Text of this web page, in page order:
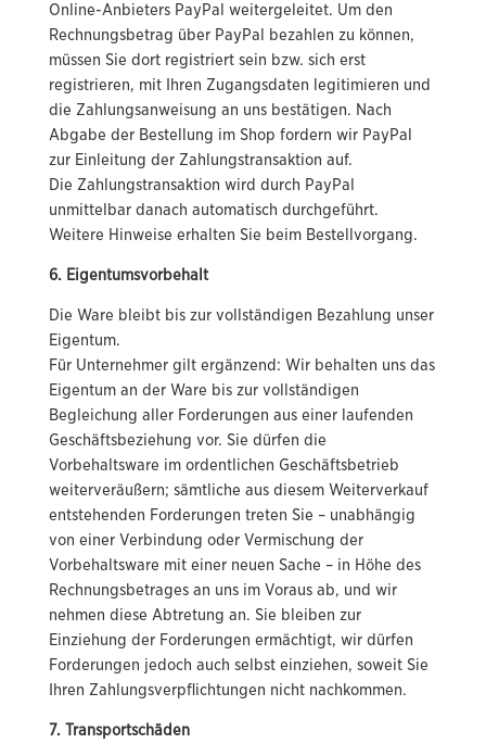
Online-Anbieters PayPal weitergeleitet. Um den
Rechnungsbetrag über PayPal bezahlen zu können,
müssen Sie dort registriert sein bzw. sich erst
registrieren, mit Ihren Zugangsdaten legitimieren und
die Zahlungsanweisung an uns bestätigen. Nach
Abgabe der Bestellung im Shop fordern wir PayPal
zur Einleitung der Zahlungstransaktion auf.
Die Zahlungstransaktion wird durch PayPal
unmittelbar danach automatisch durchgeführt.
Weitere Hinweise erhalten Sie beim Bestellvorgang.
6. Eigentumsvorbehalt
Die Ware bleibt bis zur vollständigen Bezahlung unser
Eigentum.
Für Unternehmer gilt ergänzend: Wir behalten uns das
Eigentum an der Ware bis zur vollständigen
Begleichung aller Forderungen aus einer laufenden
Geschäftsbeziehung vor. Sie dürfen die
Vorbehaltsware im ordentlichen Geschäftsbetrieb
weiterveräußern; sämtliche aus diesem Weiterverkauf
entstehenden Forderungen treten Sie – unabhängig
von einer Verbindung oder Vermischung der
Vorbehaltsware mit einer neuen Sache – in Höhe des
Rechnungsbetrages an uns im Voraus ab, und wir
nehmen diese Abtretung an. Sie bleiben zur
Einziehung der Forderungen ermächtigt, wir dürfen
Forderungen jedoch auch selbst einziehen, soweit Sie
Ihren Zahlungsverpflichtungen nicht nachkommen.
7. Transportschäden